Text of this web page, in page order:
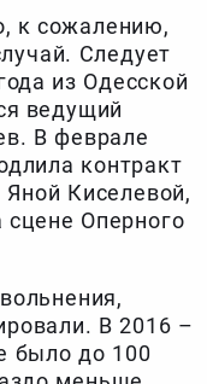
к сожалению,
Следует
из Одесской
ведущий
В феврале
контракт
Киселевой,
сцене Оперного
В 2016 –
было до 100